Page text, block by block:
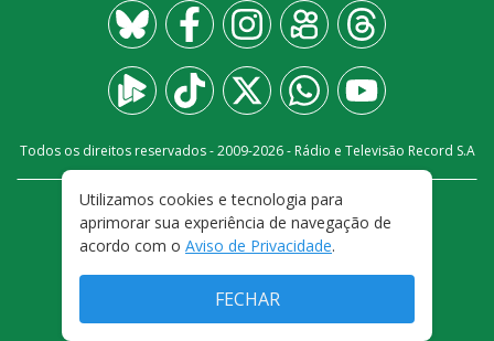
Todos os direitos reservados - 2009-2026- Rádio e Televisão Record S.A
FALE CONOSCO
PRIVACIDADE
TERMOS E CONDIÇÕES DE USO
Utilizamos cookies e tecnologia para
aprimorar sua experiência de navegação de
acordo com o Aviso de Privacidade.
FECHAR